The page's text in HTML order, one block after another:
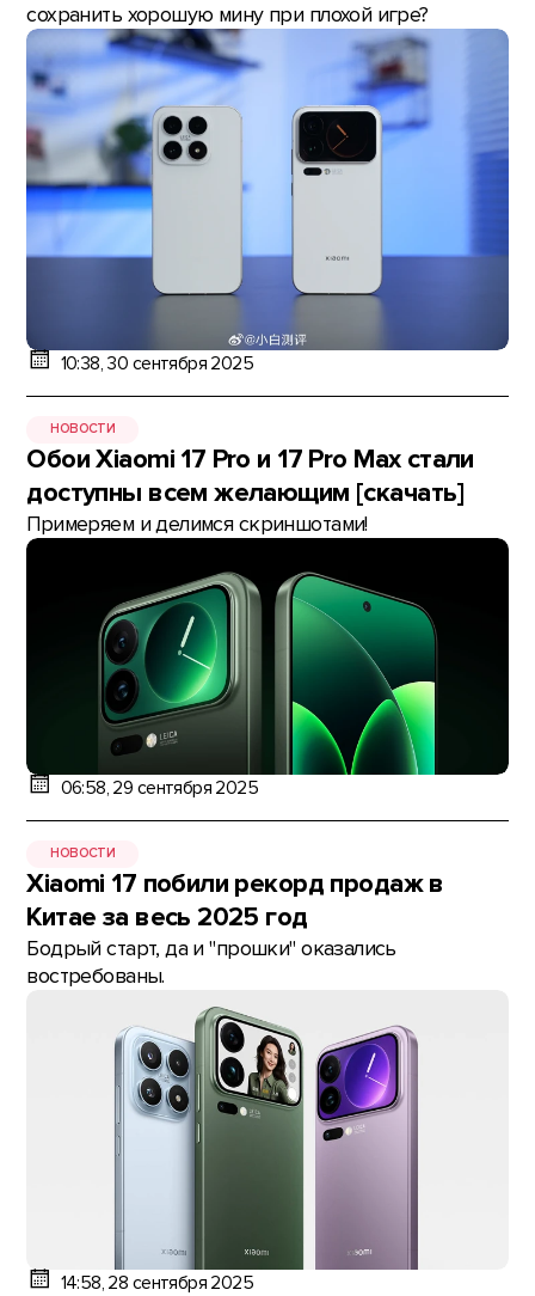
сохранить хорошую мину при плохой игре?
10:38, 30 сентября 2025
НОВОСТИ
Обои Xiaomi 17 Pro и 17 Pro Max стали
доступны всем желающим [скачать]
Примеряем и делимся скриншотами!
06:58, 29 сентября 2025
НОВОСТИ
Xiaomi 17 побили рекорд продаж в
Китае за весь 2025 год
Бодрый старт, да и "прошки" оказались
востребованы.
14:58, 28 сентября 2025